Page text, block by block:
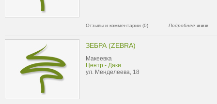
Отзывы и комментарии (0) Подробнее
ЗЕБРА (ZEBRA)
Макеевка
Центр - Даки
ул. Менделеева, 18